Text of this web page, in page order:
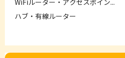
WiFiルーター・アクセスポイン...
ハブ・有線ルーター